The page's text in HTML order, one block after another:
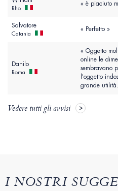
Rho
« è piaciuto
Salvatore
Catania
« Perfetto »
Danilo
Roma
« Oggetto
online le
sembravano
l'oggetto
grande
Vedere tutti gli avvisi
I NOSTRI